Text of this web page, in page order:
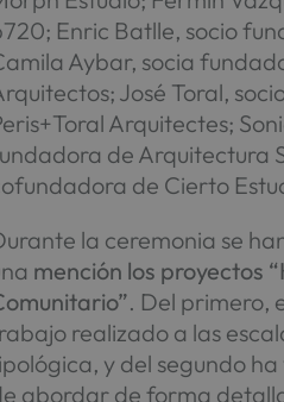
Enric Batlle, socio
Aybar, socia
José Toral,
Arquitectes;
de Arquitectura
de Cierto
la ceremonia se
mención los proyectos
. Del primero,
realizado a las
y del segundo
abordar de forma